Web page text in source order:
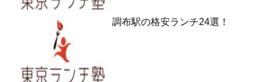
調布駅の格安ランチ24選！